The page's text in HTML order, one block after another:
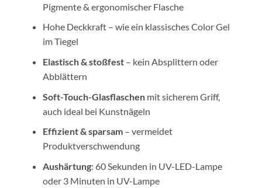
Pigmente & ergonomischer Flasche
Hohe Deckkraft – wie ein klassisches Color Gel
im Tiegel
Elastisch & stoßfest– kein Absplittern oder
Abblättern
Soft-Touch-Glasflaschenmit sicherem Griff,
auch ideal bei Kunstnägeln
Effizient & sparsam– vermeidet
Produktverschwendung
Aushärtung: 60 Sekunden in UV-LED-Lampe
oder 3 Minuten in UV-Lampe